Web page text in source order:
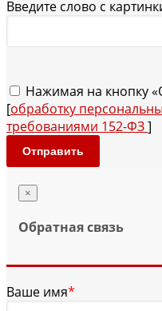
Введите слово с
Нажимая на кнопку
[обработку
требованиями 152-ФЗ]
Отправить
×
Обратная связь
Ваше имя*